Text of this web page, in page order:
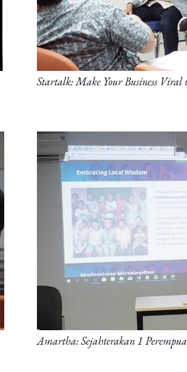
Startalk: Make Your Business Viral
Amartha: Sejahterakan 1